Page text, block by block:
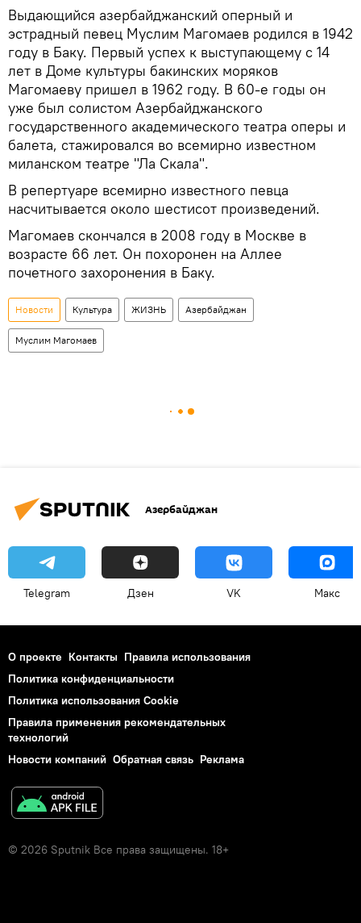
Выдающийся азербайджанский оперный и
эстрадный певец Муслим Магомаев родился в 1942
году в Баку. Первый успех к выступающему с 14
лет в Доме культуры бакинских моряков
Магомаеву пришел в 1962 году. В 60-е годы он
уже был солистом Азербайджанского
государственного академического театра оперы и
балета, стажировался во всемирно известном
миланском театре "Ла Скала".
В репертуаре всемирно известного певца
насчитывается около шестисот произведений.
Магомаев скончался в 2008 году в Москве в
возрасте 66 лет. Он похоронен на Аллее
почетного захоронения в Баку.
Новости Культура ЖИЗНЬ Азербайджан
Муслим Магомаев
Азербайджан
Telegram Дзен VK Макс
О проекте Контакты Правила использования
Политика конфиденциальности
Политика использования Cookie
Правила применения рекомендательных
технологий
Новости компаний Обратная связь Реклама
© 2026 Sputnik Все права защищены. 18+